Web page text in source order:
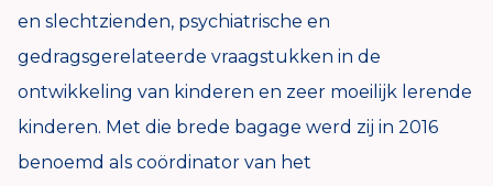
en slechtzienden, psychiatrische en
gedragsgerelateerde vraagstukken in de
ontwikkeling van kinderen en zeer moeilijk lerende
kinderen. Met die brede bagage werd zij in 2016
benoemd als coördinator van het